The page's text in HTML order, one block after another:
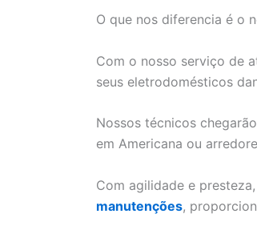
O que nos diferencia é o
Com o nosso serviço de
seus eletrodomésticos
Nossos técnicos
em Americana ou
Com agilidade e
manutenções,